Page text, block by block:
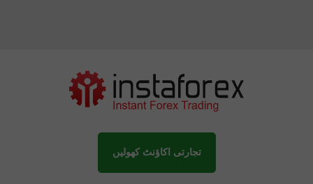
تجارتی اکاؤنٹ کھولیں